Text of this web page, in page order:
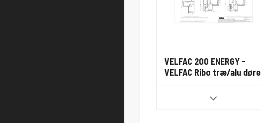
VELFAC 200 ENERGY -
VELFAC Ribo træ/alu døre